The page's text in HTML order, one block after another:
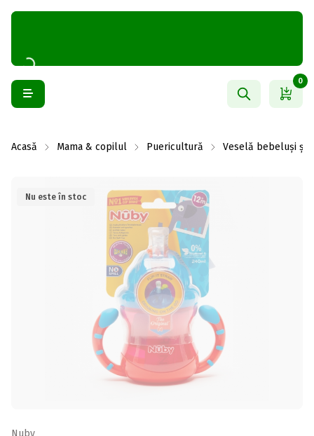
0
Acasă Mama & copilul Puericultură Veselă bebeluși și
Nu este în stoc
Nuby